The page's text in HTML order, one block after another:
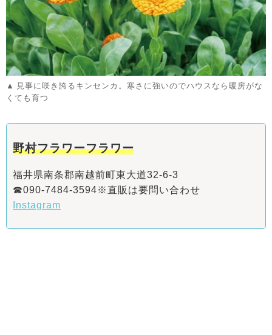
見事に咲き誇るキンセンカ。寒さに強いのでハウスなら暖房がな
くても育つ
野村フラワーフラワー
福井県南条郡南越前町東大道32-6-3
☎090-7484-3594※直販は要問い合わせ
Instagram